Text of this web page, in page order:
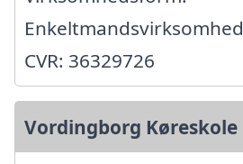
Enkeltmandsvirksomhed
CVR: 36329726
Vordingborg Køreskole